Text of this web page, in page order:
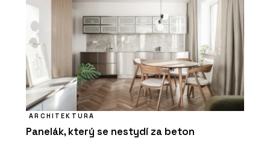
ARCHITEKTURA
Panelák, který se nestydí za beton